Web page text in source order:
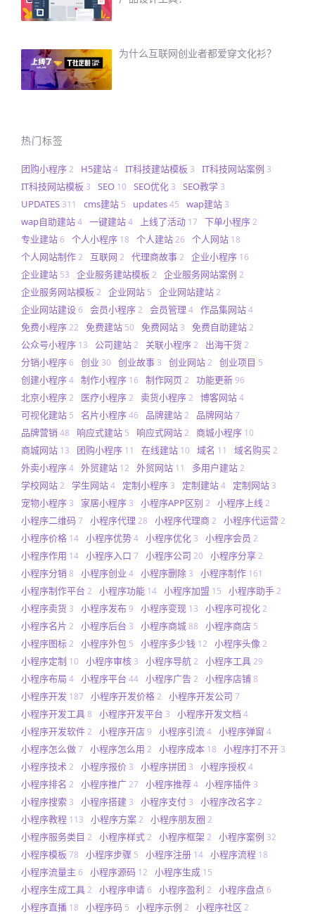
为什么互联网创业者都爱穿文化衫？
热门标签
团购小程序2 H5建站4 IT科技建站模板 3 IT科技网站案例 3
IT科技网站模板 3 SEO 10 SEO优化 3 SEO教学 3
UPDATES 311 cms建站 5 updates45 wap建站 3
wap自助建站4 一键建站4 上线了活动 17 下单小程序2
专业建站6 个人小程序 18 个人建站26 个人网站 18
个人网站制作2 互联网 2 代理商故事2 企业小程序 16
企业建站 53 企业服务建站模板 2 企业服务网站案例 2
企业服务网站模板 2 企业网站 5 企业网站建站2
企业网站建设6 会员小程序2 会员管理 4 作品集网站4
免费小程序22 免费建站 50 免费网站 3 免费自助建站2
公众号小程序 13 公司建站2 关联小程序2 出海干货2
分销小程序6 创业 30 创业故事 3 创业网站2 创业项目 5
创建小程序4 制作小程序 16 制作网页 2 功能更新96
北京小程序2 医疗小程序2 卖货小程序2 博客网站4
可视化建站 5 名片小程序46 品牌建站2 品牌网站7
品牌营销 48 响应式建站 5 响应式网站2 商城小程序 10
商城网站 13 团购小程序 11 在线建站 10 域名 11 域名购买2
外卖小程序4 外贸建站 12 外贸网站 11 多用户建站2
学校网站2 学生网站4 定制小程序 3 定制建站4 定制网站 3
宠物小程序 3 家居小程序 3 小程序APP区别 2 小程序上线 2
小程序二维码7 小程序代理 28 小程序代理商2 小程序代运营2
小程序价格 14 小程序优势4 小程序优化 3 小程序会员 2
小程序作用 14 小程序入口 7 小程序公司 20 小程序分享2
小程序分销 8 小程序创业 4 小程序删除 3 小程序制作 161
小程序制作平台 2 小程序功能 14 小程序加盟 15 小程序助手2
小程序卖货 3 小程序发布9 小程序变现 13 小程序可视化2
小程序名片 2 小程序后台 3 小程序商城88 小程序商店 5
小程序图标2 小程序外包 5 小程序多少钱 12 小程序头像 2
小程序定制 10 小程序审核 3 小程序导航2 小程序工具29
小程序布局 4 小程序平台 44 小程序广告2 小程序店铺8
小程序开发 187 小程序开发价格2 小程序开发公司 7
小程序开发工具8 小程序开发平台 3 小程序开发文档 4
小程序开发软件2 小程序开店9 小程序引流4 小程序弹窗 4
小程序怎么做7 小程序怎么用 2 小程序成本 18 小程序打不开 3
小程序技术2 小程序报价 3 小程序拼团 3 小程序授权 4
小程序排名 2 小程序推广27 小程序推荐4 小程序插件 3
小程序搜索 3 小程序搭建 3 小程序支付 3 小程序改名字 2
小程序教程 113 小程序方案2 小程序朋友圈 2
小程序服务类目 2 小程序样式2 小程序框架 2 小程序案例 32
小程序模板 78 小程序步骤 5 小程序注册 14 小程序流程 18
小程序流量主 6 小程序源码 12 小程序生成 15
小程序生成工具2 小程序申请6 小程序盈利 2 小程序盘点 6
小程序直播 18 小程序码 5 小程序示例 2 小程序社区 2